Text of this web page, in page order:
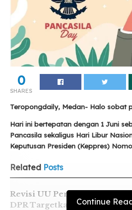
0
SHARES
Teropongdaily, Medan- Halo sobat
Hari ini bertepatan dengan 1 Juni
Pancasila sekaligus Hari Libur
Keputusan Presiden (Keppres)
Related Posts
Revisi UU Pemilu Masuk
DPR Targetkan Pengesahan
Continue